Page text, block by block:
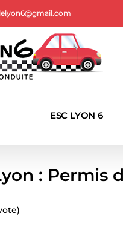
ESC LYON 6
: Permis